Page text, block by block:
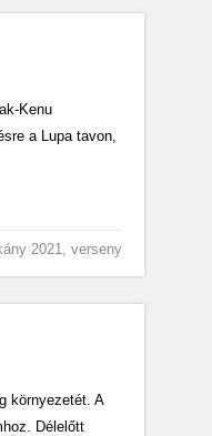
Kenu
a Lupa tavon,
2021, verseny
környezetét. A
Délelőtt